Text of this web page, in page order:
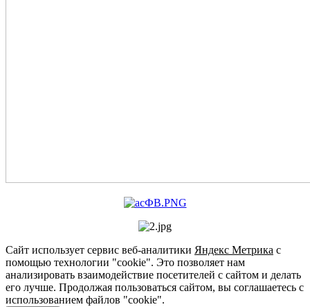
Сайт использует сервис веб-аналитики Яндекс Метрика с
помощью технологии "cookie". Это позволяет нам
анализировать взаимодействие посетителей с сайтом и делать
его лучше. Продолжая пользоваться сайтом, вы соглашаетесь с
использованием файлов "cookie".